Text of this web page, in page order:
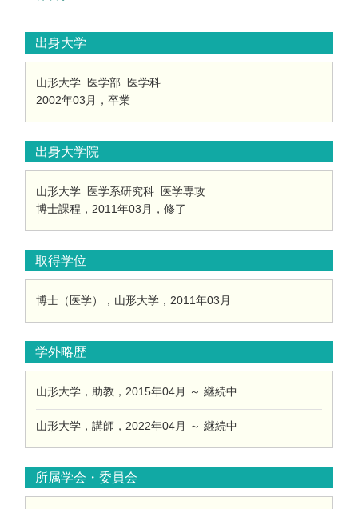
出身大学
山形大学 医学部 医学科
2002年03月，卒業
出身大学院
山形大学 医学系研究科 医学専攻
博士課程，2011年03月，修了
取得学位
博士（医学），山形大学，2011年03月
学外略歴
山形大学，助教，2015年04月 ～ 継続中
山形大学，講師，2022年04月 ～ 継続中
所属学会・委員会